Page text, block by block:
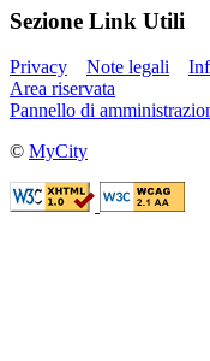
Sezione Link Utili
Privacy Note legali
Area riservata
Pannello di
© MyCity